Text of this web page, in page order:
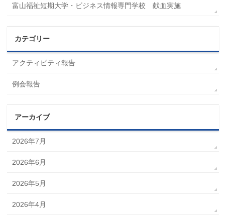
富山福祉短期大学・ビジネス情報専門学校 献血実施
カテゴリー
アクティビティ報告
例会報告
アーカイブ
2026年7月
2026年6月
2026年5月
2026年4月